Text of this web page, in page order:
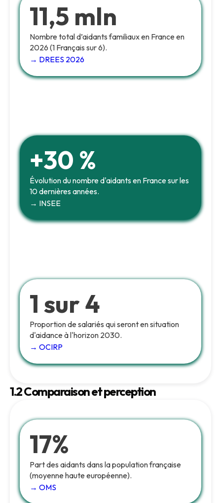
11,5 mln
Nombre total d’aidants familiaux en France en
2026 (1 Français sur 6).
→ DREES 2026
+30 %
Évolution du nombre d'aidants en France sur les
10 dernières années.
→ INSEE
1 sur 4
Proportion de salariés qui seront en situation
d'aidance à l'horizon 2030.
→ OCIRP
1.2 Comparaison et perception
17%
Part des aidants dans la population française
(moyenne haute européenne).
→ OMS